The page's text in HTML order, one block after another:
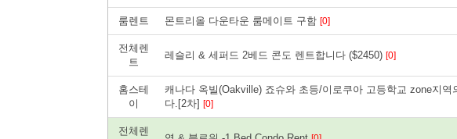
룸렌트 몬트리올 다운타운 룸메이트 구함 [0]
전체렌
트
레슬리 & 세퍼드 2베드 콘도 렌트합니다 ($2450) [0]
홈스테
이
캐나다 옥빌(Oakville) 죠슈와 초등/이로쿠아 고등학교 zone지역
다.[2차] [0]
전체렌